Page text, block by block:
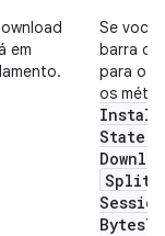
em
Se você
barra
para o
os
Install
State
Split
Session
BytesTo